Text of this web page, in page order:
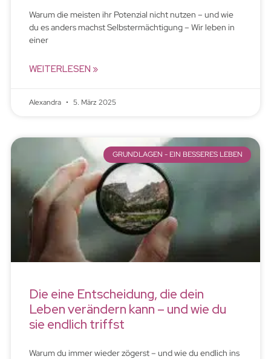
Warum die meisten ihr Potenzial nicht nutzen – und wie
du es anders machst Selbstermächtigung – Wir leben in
einer
WEITERLESEN »
Alexandra 5. März 2025
GRUNDLAGEN - EIN BESSERES LEBEN
Die eine Entscheidung, die dein
Leben verändern kann – und wie du
sie endlich triffst
Warum du immer wieder zögerst – und wie du endlich ins